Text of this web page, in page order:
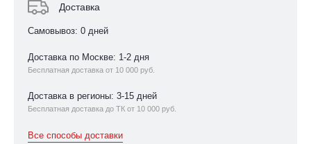
Доставка
Самовывоз: 0 дней
Доставка по Москве: 1-2 дня
Бесплатная доставка от 10 000 руб.
Доставка в регионы: 3-15 дней
Бесплатная доставка до ТК от 10 000 руб.
Все способы доставки